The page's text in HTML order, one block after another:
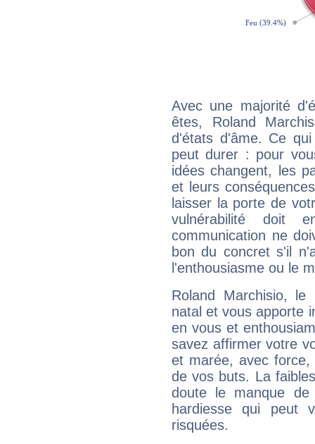
Avec une majorité
êtes, Roland
d'états d'âme. Ce
peut durer : pour
idées changent, les
et leurs
laisser la porte de
vulnérabilité doit
communication ne
bon du concret s'il
l'enthousiasme ou le
Roland Marchisio,
natal et vous apporte
en vous et
savez affirmer votre
et marée, avec
de vos buts. La
doute le manque
hardiesse qui peut
risquées.